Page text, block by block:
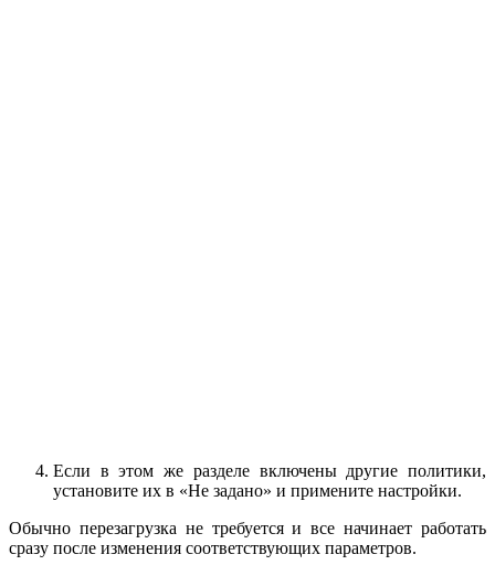
Если в этом же разделе включены другие политики,
установите их в «Не задано» и примените настройки.
Обычно перезагрузка не требуется и все начинает работать
сразу после изменения соответствующих параметров.